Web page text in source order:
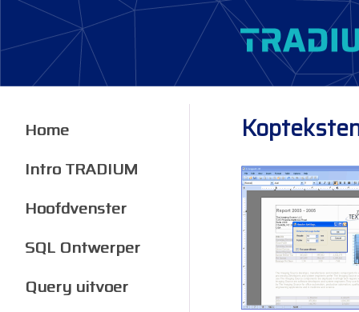
Home
Intro TRADIUM
Hoofdvenster
SQL Ontwerper
Query uitvoer